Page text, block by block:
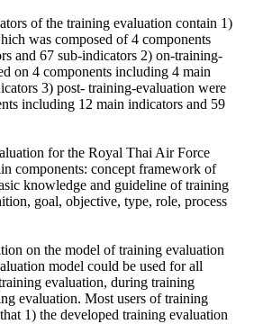
of the training evaluation contain 1)
was composed of 4 components
and 67 sub-indicators 2) on-training-
on 4 components including 4 main
3) post- training-evaluation were
including 12 main indicators and 59
for the Royal Thai Air Force
components: concept framework of
knowledge and guideline of training
goal, objective, type, role, process
on the model of training evaluation
model could be used for all
evaluation, during training
evaluation. Most users of training
1) the developed training evaluation